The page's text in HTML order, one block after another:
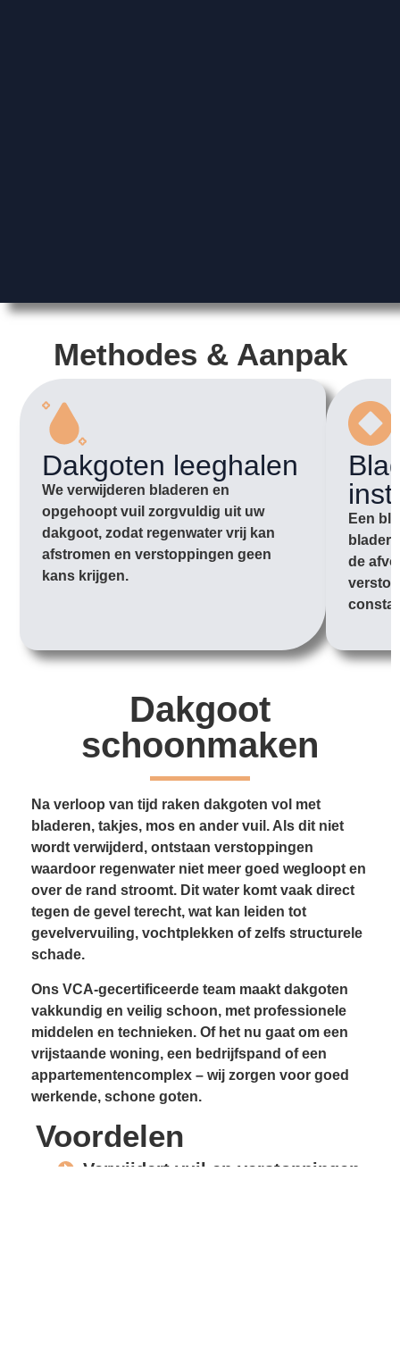
Methodes & Aanpak
Dakgoten leeghalen
We verwijderen bladeren en
opgehoopt vuil zorgvuldig uit uw
dakgoot, zodat regenwater vrij kan
afstromen en verstoppingen geen
kans krijgen.
Een
de
Dakgoot
schoonmaken
Na verloop van tijd raken dakgoten vol met
bladeren, takjes, mos en ander vuil. Als dit niet
wordt verwijderd, ontstaan verstoppingen
waardoor regenwater niet meer goed wegloopt en
over de rand stroomt. Dit water komt vaak direct
tegen de gevel terecht, wat kan leiden tot
gevelvervuiling, vochtplekken of zelfs structurele
schade.
Ons VCA-gecertificeerde team maakt dakgoten
vakkundig en veilig schoon, met professionele
middelen en technieken. Of het nu gaat om een
vrijstaande woning, een bedrijfspand of een
appartementencomplex – wij zorgen voor goed
werkende, schone goten.
Voordelen
Verwijdert vuil en verstoppingen